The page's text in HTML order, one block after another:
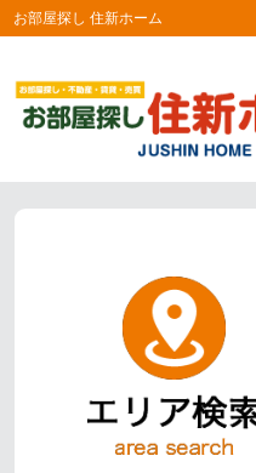
お部屋探し 住新ホーム